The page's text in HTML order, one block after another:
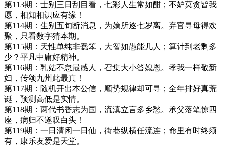
第113期：士别三日刮目看，七彩人生常如酣；不妒莫贪皆我
愿，相知相识应有缘！
第114期：生别五旬断消息，为嫡所逐七岁离。弃官寻母得欢
聚，只看数字猜本期。
第115期：天性单纯非蠢笨，大智如愚能几人；算计到老剩多
少？平凡中庸好精神。
第116期：乳姑不怠最感人，召集大小答媳恩。孝我一样敬新
妇，传颂九州此最真！
第117期：随机开出本公信，顺势规律却可寻；全年排好真荒
诞，预测高低是实情。
第118期：两代书香志为国，流滇立言多乡愁。承父落笔惊四
座，病归不遂叹白头！
第119期：一日清闲一日仙，街巷纵横任流连；命里有时终须
有，康乐友爱是天堂。